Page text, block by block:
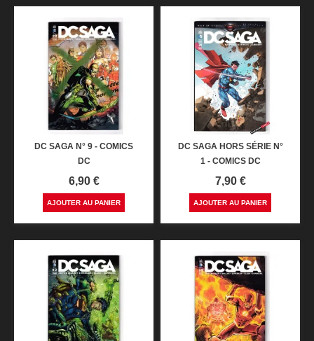
DC SAGA N° 9 - COMICS
DC
Prix
6,90 €
AJOUTER AU PANIER
DC SAGA HORS SÉRIE N°
1 - COMICS DC
Prix
7,90 €
AJOUTER AU PANIER